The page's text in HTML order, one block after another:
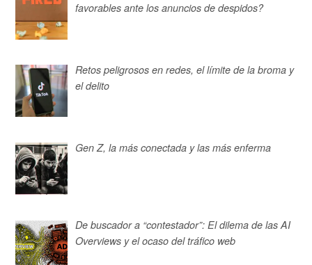
favorables ante los anuncios de despidos?
Retos peligrosos en redes, el límite de la broma y
el delito
Gen Z, la más conectada y las más enferma
De buscador a “contestador”: El dilema de las AI
Overviews y el ocaso del tráfico web